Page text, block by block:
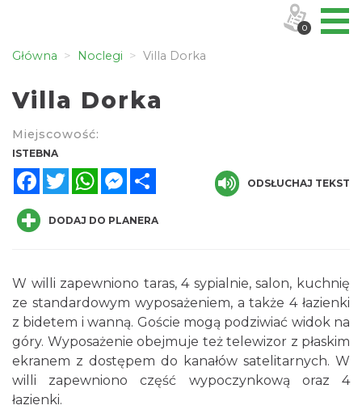
Główna Noclegi Villa Dorka
Villa Dorka
Miejscowość:
ISTEBNA
FacebookTwitterWhatsAppMessenger
ODSŁUCHAJ TEKST
DODAJ DO PLANERA
W willi zapewniono taras, 4 sypialnie, salon, kuchnię
ze standardowym wyposażeniem, a także 4 łazienki
z bidetem i wanną. Goście mogą podziwiać widok na
góry. Wyposażenie obejmuje też telewizor z płaskim
ekranem z dostępem do kanałów satelitarnych. W
willi zapewniono część wypoczynkową oraz 4
łazienki.
0